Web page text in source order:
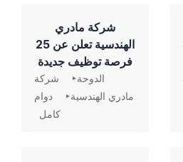
شركة مادري
الهندسية تعلن عن 25
فرصة توظيف جديدة
الدوحة
شركة
مادري الهندسية
دوام
كامل